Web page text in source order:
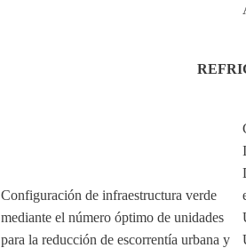
Configuración de infraestructura verde
mediante el número óptimo de unidades
para la reducción de escorrentía urbana y